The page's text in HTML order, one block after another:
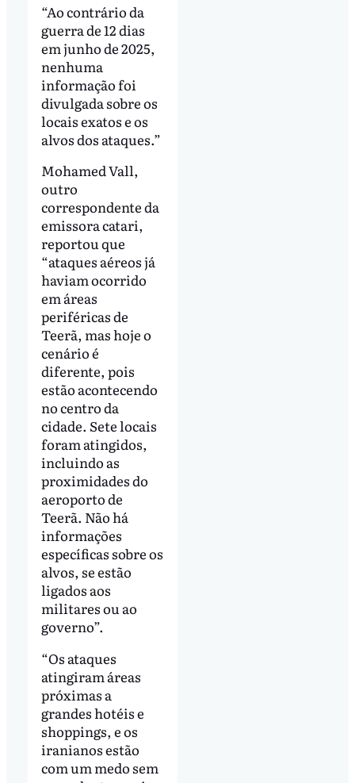
“Ao contrário da
guerra de 12 dias
em junho de 2025,
nenhuma
informação foi
divulgada sobre os
locais exatos e os
alvos dos ataques.”
Mohamed Vall,
outro
correspondente da
emissora catari,
reportou que
“ataques aéreos já
haviam ocorrido
em áreas
periféricas de
Teerã, mas hoje o
cenário é
diferente, pois
estão acontecendo
no centro da
cidade. Sete locais
foram atingidos,
incluindo as
proximidades do
aeroporto de
Teerã. Não há
informações
específicas sobre os
alvos, se estão
ligados aos
militares ou ao
governo”.
“Os ataques
atingiram áreas
próximas a
grandes hotéis e
shoppings, e os
iranianos estão
com um medo sem